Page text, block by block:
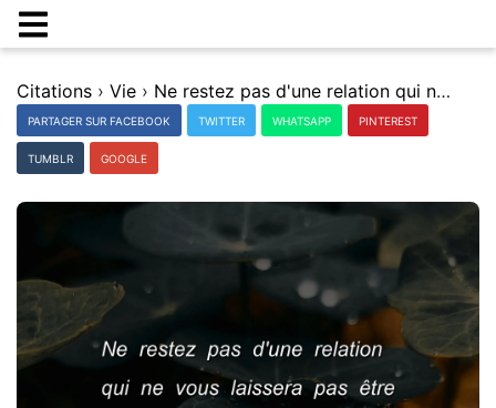
Citations › Vie › Ne restez pas d'une relation qui ne vous laissera pas Ãªtre vous-mÃªme.
PARTAGER SUR FACEBOOK TWITTER WHATSAPP PINTEREST
TUMBLR GOOGLE